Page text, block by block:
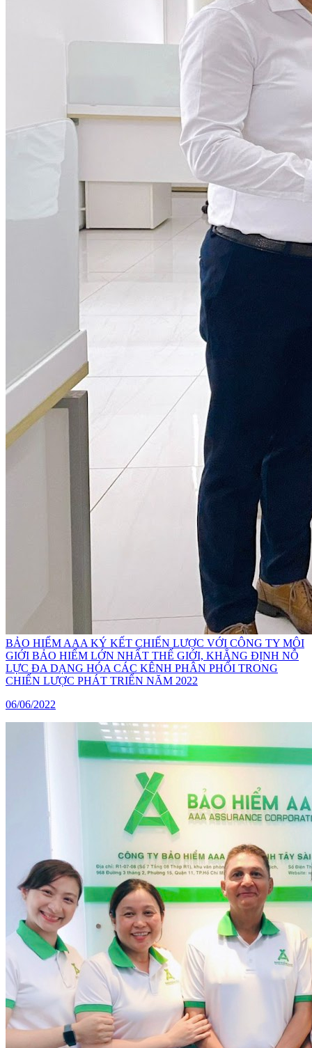
BẢO HIỂM AAA KÝ KẾT CHIẾN LƯỢC VỚI CÔNG TY MÔI
GIỚI BẢO HIỂM LỚN NHẤT THẾ GIỚI, KHẲNG ĐỊNH NỖ
LỰC ĐA DẠNG HÓA CÁC KÊNH PHÂN PHỐI TRONG
CHIẾN LƯỢC PHÁT TRIỂN NĂM 2022
06/06/2022